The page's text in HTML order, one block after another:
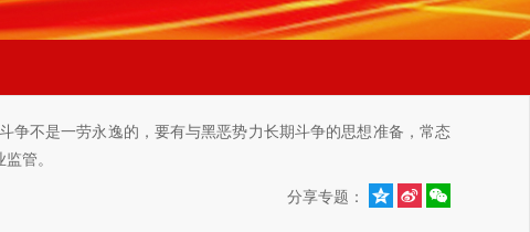
争不是一劳永逸的，要有与黑恶势力长期斗争的思想准备，常态
管。
分享专题：   